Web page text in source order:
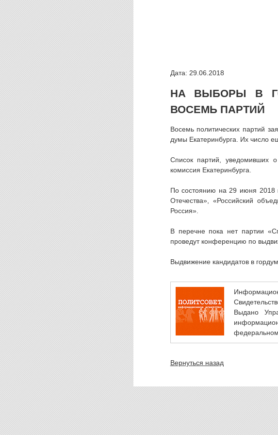
Дата: 29.06.2018
НА ВЫБОРЫ В
ВОСЕМЬ ПАРТИЙ
Восемь политических партий
думы Екатеринбурга. Их число
Список партий, уведомивших о
комиссия Екатеринбурга.
По состоянию на 29 июня 2018
Отечества», «Российский
Россия».
В перечне пока нет партии
проведут конференцию по
Выдвижение кандидатов в
Выдано
Вернуться назад